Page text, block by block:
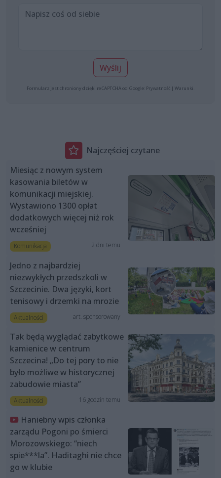
Wyślij
Formularz jest chroniony dzięki reCAPTCHA od Google: Prywatność | Warunki
Najczęściej czytane
Miesiąc z nowym system
kasowania biletów w
komunikacji miejskiej.
Wystawiono 1300 opłat
dodatkowych więcej niż rok
wcześniej
Komunikacja 2 dni temu
Jedno z najbardziej
niezwykłych przedszkoli w
Szczecinie. Dwa języki, kort
tenisowy i drzemki na mrozie
Aktualności art. sponsorowany
Tak będą wyglądać zabytkowe
kamienice w centrum
Szczecina! „Do tej pory to nie
było możliwe w historycznej
zabudowie miasta”
Aktualności 16 godzin temu
Haniebny wpis członka
zarządu Pogoni po śmierci
Morozowskiego: “niech
spie***la”. Haditaghi nie chce
go w klubie